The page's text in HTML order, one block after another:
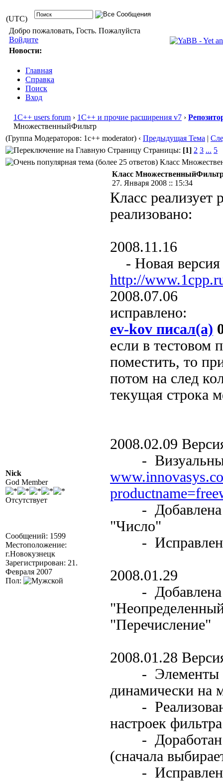
(UTC)
Добро пожаловать, Гость. Пожалуйста
Войдите
Новости:
Главная
Справка
Поиск
Вход
1С++ users forum › 1С++ и прочие расширения v7 ›
МножественныйФильтр
(Группа Модераторов: 1c++ moderator) ‹ Предыдущая Тема |
Страницы: [1] 2 3 ... 5
Класс
Nick
God Member
Отсутствует
Сообщений: 1599
Местоположение:
г.Новокузнецк
Зарегистрирован: 21.
Февраля 2007
Пол:
Класс
27. Января 2008 :: 15:34
Класс реализует
реализовано:
2008.11.16
- Новая версия
http://
2008.07.06
исправлено:
ev-kov писал(а)
если в тестовом
поместить, то
потом на след
текущая строка
2008.02.09
- Визуальные
- Добавлена
"Число"
- Исправлены
2008.01.29
- Добавлена
"Перечисление"
2008.01.28
- Элементы
динамически на
- Реализована
настроек фильтра
- Доработан
(сначала
- Исправлены